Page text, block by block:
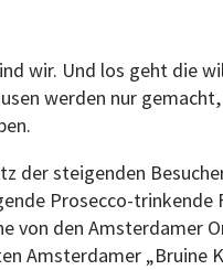
wir. Und los geht die
werden nur
der steigenden
Prosecco-
von den Amsterdamer
Amsterdamer „Bruine